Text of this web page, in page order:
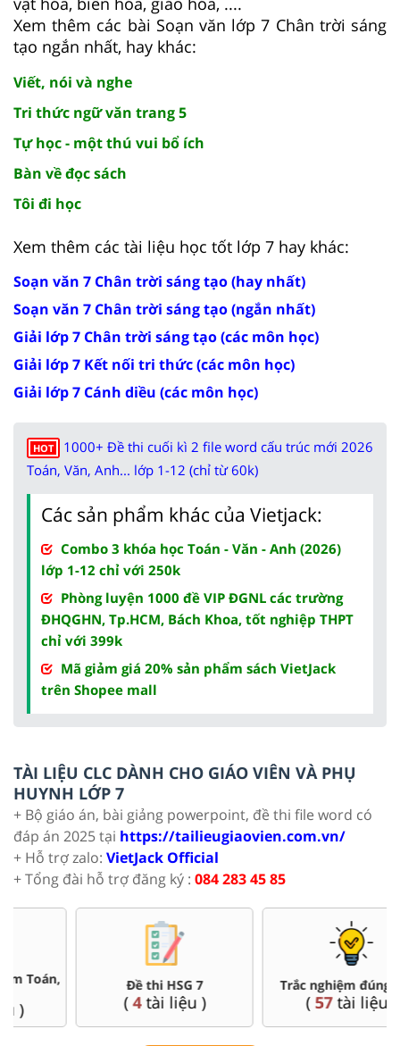
Xem thêm các bài Soạn văn lớp 7 Chân trời sáng
tạo ngắn nhất, hay khác:
Viết, nói và nghe
Tri thức ngữ văn trang 5
Tự học - một thú vui bổ ích
Bàn về đọc sách
Tôi đi học
Xem thêm các tài liệu học tốt lớp 7 hay khác:
Soạn văn 7 Chân trời sáng tạo (hay nhất)
Soạn văn 7 Chân trời sáng tạo (ngắn nhất)
Giải lớp 7 Chân trời sáng tạo (các môn học)
Giải lớp 7 Kết nối tri thức (các môn học)
Giải lớp 7 Cánh diều (các môn học)
HOT
1000+ Đề thi cuối kì 2 file word cấu trúc mới 2026
Toán, Văn, Anh... lớp 1-12 (chỉ từ 60k)
Các sản phẩm khác của Vietjack:
Combo 3 khóa học Toán - Văn - Anh (2026)
lớp 1-12 chỉ với 250k
Phòng luyện 1000 đề VIP ĐGNL các trường
ĐHQGHN, Tp.HCM, Bách Khoa, tốt nghiệp THPT
chỉ với 399k
Mã giảm giá 20% sản phẩm sách VietJack
trên Shopee mall
TÀI LIỆU CLC DÀNH CHO GIÁO VIÊN VÀ PHỤ
HUYNH LỚP 7
+ Bộ giáo án, bài giảng powerpoint, đề thi file word có
đáp án 2025 tại https://tailieugiaovien.com.vn/
+ Hỗ trợ zalo: VietJack Official
+ Tổng đài hỗ trợ đăng ký : 084 283 45 85
Đề thi HSG 7
tài liệu )
Trắc nghiệm đúng sai 7
tài liệu )